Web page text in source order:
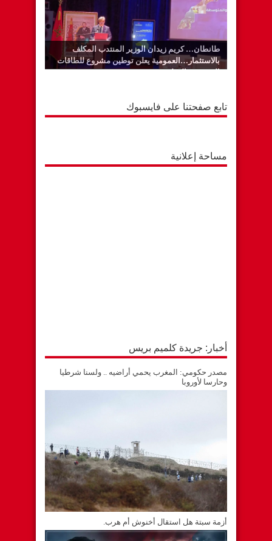
طانطان… كريم زيدان الوزير المنتدب المكلف
بالاستثمار…العمومية يعلن توطين مشروع للطاقات
المتجددة بالوطية
تابع صفحتنا على فايسبوك
مساحة إعلانية
أخبار: جريدة كلميم بريس
مصدر حكومي: المغرب يحمي أراضيه .. ولسنا شرطيا
وحارسا لأوروبا
أزمة سبتة هل استقال أخنوش أم هرب.